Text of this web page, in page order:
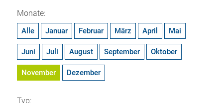
Monate:
Alle Januar Februar März April Mai
Juni Juli August September Oktober
November Dezember
Typ: